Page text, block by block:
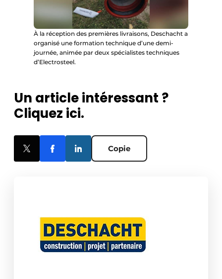
À la réception des premières livraisons, Deschacht a
organisé une formation technique d’une demi-
journée, animée par deux spécialistes techniques
d’Electrosteel.
Un article intéressant ?
Cliquez ici.
Copie